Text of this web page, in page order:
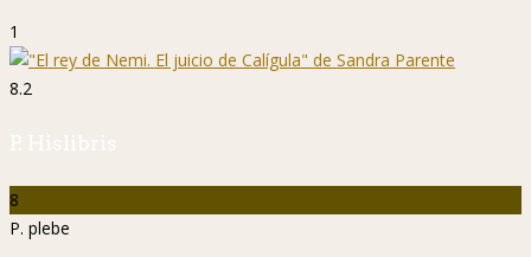
1
8.2
P. Hislibris
8
P. plebe